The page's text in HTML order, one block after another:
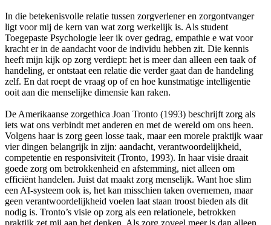
In die betekenisvolle relatie tussen zorgverlener en zorgontvanger
ligt voor mij de kern van wat zorg werkelijk is. Als student
Toegepaste Psychologie leer ik over gedrag, empathie e wat voor
kracht er in de aandacht voor de individu hebben zit. Die kennis
heeft mijn kijk op zorg verdiept: het is meer dan alleen een taak of
handeling, er ontstaat een relatie die verder gaat dan de handeling
zelf. En dat roept de vraag op of en hoe kunstmatige intelligentie
ooit aan die menselijke dimensie kan raken.
De Amerikaanse zorgethica Joan Tronto (1993) beschrijft zorg als
iets wat ons verbindt met anderen en met de wereld om ons heen.
Volgens haar is zorg geen losse taak, maar een morele praktijk waar
vier dingen belangrijk in zijn: aandacht, verantwoordelijkheid,
competentie en responsiviteit (Tronto, 1993). In haar visie draait
goede zorg om betrokkenheid en afstemming, niet alleen om
efficiënt handelen. Juist dat maakt zorg menselijk. Want hoe slim
een AI-systeem ook is, het kan misschien taken overnemen, maar
geen verantwoordelijkheid voelen laat staan troost bieden als dit
nodig is. Tronto’s visie op zorg als een relationele, betrokken
praktijk zet mij aan het denken. Als zorg zoveel meer is dan alleen